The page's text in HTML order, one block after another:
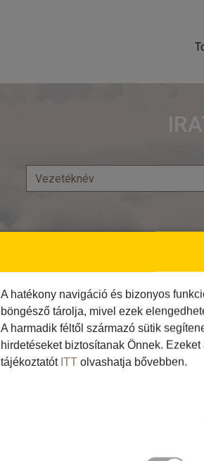
Földrészek
Ausztrália
Ázsia
A hatékony navigáció és bizonyos
böngésző tárolja, mivel ezek
A harmadik féltől származó sütik
hirdetéseket biztosítanak Önnek.
tájékoztatót ITT olvashatja bővebben.